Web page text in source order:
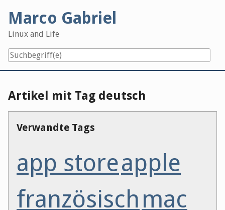
content
Marco Gabriel
Linux and Life
Artikel mit Tag deutsch
Verwandte Tags
app storeapple
französischmac